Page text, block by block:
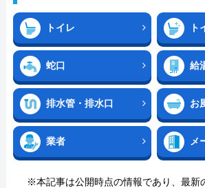
トイレ ト
蛇口 給
排水管・排水口 お
業者 メ
※本記事は公開時点の情報であり、最新